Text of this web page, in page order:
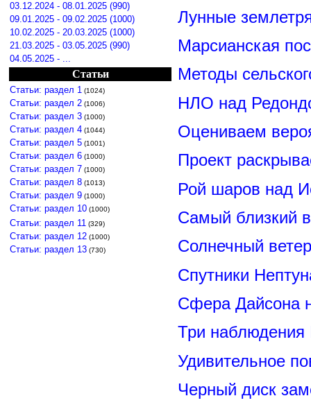
03.12.2024 - 08.01.2025 (990)
09.01.2025 - 09.02.2025 (1000)
10.02.2025 - 20.03.2025 (1000)
21.03.2025 - 03.05.2025 (990)
04.05.2025 - ...
Статьи
Статьи: раздел 1 (1024)
Статьи: раздел 2 (1006)
Статьи: раздел 3 (1000)
Статьи: раздел 4 (1044)
Статьи: раздел 5 (1001)
Статьи: раздел 6 (1000)
Статьи: раздел 7 (1000)
Статьи: раздел 8 (1013)
Статьи: раздел 9 (1000)
Статьи: раздел 10 (1000)
Статьи: раздел 11 (329)
Статьи: раздел 12 (1000)
Статьи: раздел 13 (730)
Лунные
Марсианская
Методы
НЛО над
Оцениваем
Проект
Рой шаров над
Самый близкий
Солнечный
Спутники
Сфера Дайсона
Три
Удивительное
Черный диск